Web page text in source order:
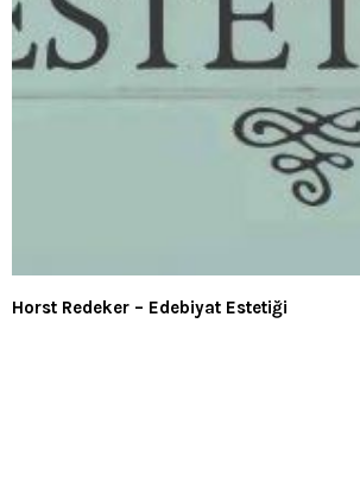
Horst Redeker – Edebiyat Estetiği